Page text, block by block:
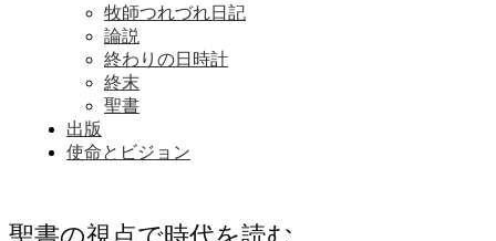
牧師つれづれ日記
論説
終わりの日時計
終末
聖書
出版
使命とビジョン